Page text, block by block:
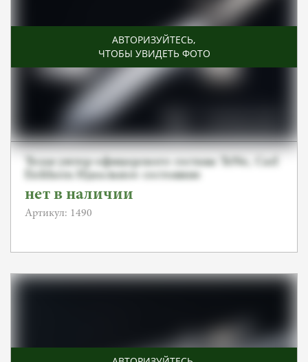
АВТОРИЗУЙТЕСЬ,
ЧТОБЫ УВИДЕТЬ ФОТО
Тесак унтер-офицерского состава TeNo, Carl
Eickhorn Идеальное состояние
нет в наличии
Артикул: 1490